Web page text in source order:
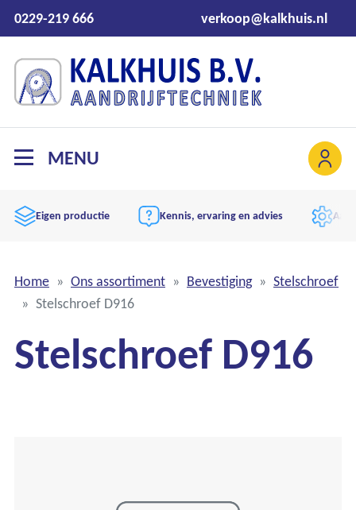
0229-219 666 verkoop@kalkhuis.nl
MENU
Kennis, ervaring en advies Aandrijftechniek expert
Home Ons assortiment Bevestiging
Stelschroef
Stelschroef D916
Stelschroef D916